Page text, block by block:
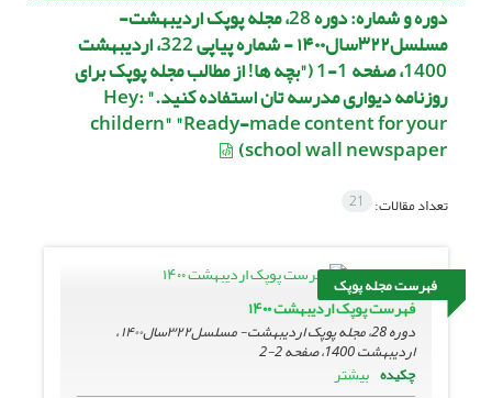
دوره و شماره: دوره 28، مجله پوپک اردیبهشت-
مسلسل۳۲۲سال۱۴۰۰ - شماره پیاپی 322، اردیبهشت
1400، صفحه 1-1 ("بچه ها! از مطالب مجله پوپک برای
روزنامه دیواری مدرسه تان استفاده کنید." :Hey
childern" "Ready-made content for your
school wall newspaper)
تعداد مقالات: 21
فهرست مجله پوپک
فهرست پوپک اردیبهشت ۱۴۰۰
دوره 28، مجله پوپک اردیبهشت- مسلسل۳۲۲سال۱۴۰۰ ،
اردیبهشت 1400، صفحه
2-2
چکیده بیشتر